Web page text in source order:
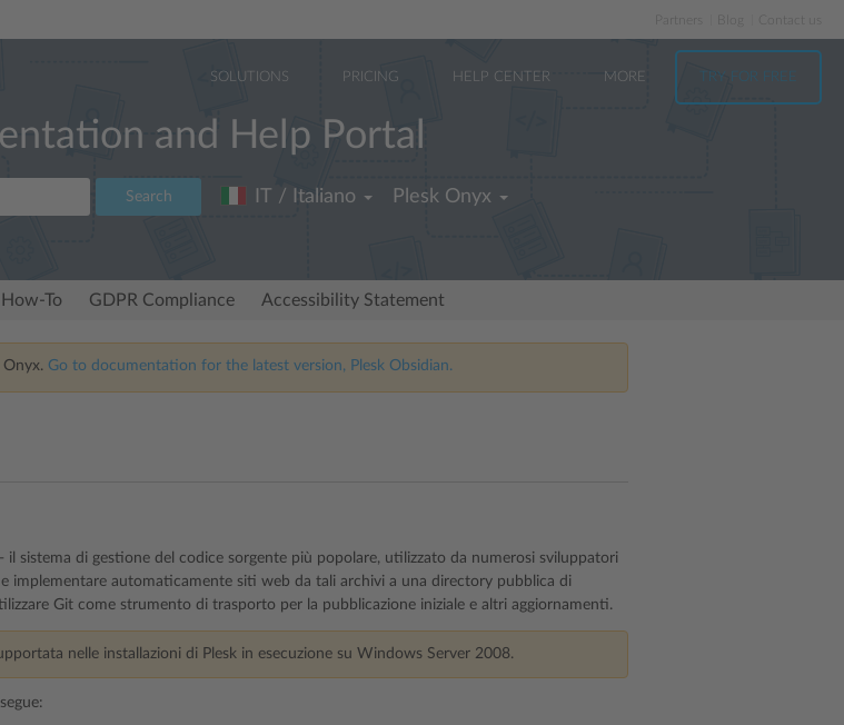
Partners
SOLUTIONS PRICING HELP CENTER MORE TRY FOR FREE
and Help Portal
Search IT / Italiano Plesk Onyx
To GDPR Compliance Accessibility Statement
Onyx. Go to documentation for the latest version, Plesk Obsidian.
il sistema di gestione del codice sorgente più popolare, utilizzato da numerosi sviluppatori
implementare automaticamente siti web da tali archivi a una directory pubblica di
Git come strumento di trasporto per la pubblicazione iniziale e altri aggiornamenti.
nelle installazioni di Plesk in esecuzione su Windows Server 2008.